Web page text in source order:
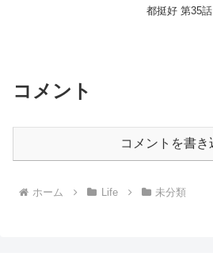
都挺好 第35話
コメント
コメントを書き
ホーム Life 未分類